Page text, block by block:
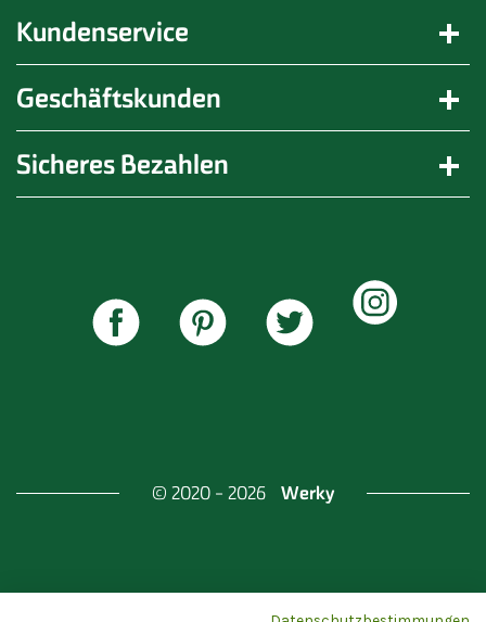
Kundenservice
Geschäftskunden
Sicheres Bezahlen
© 2020 - 2026 Werky